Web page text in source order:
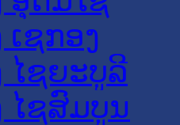
ເຊກອງ
ໄຊຍະບູລີ
ໄຊສົມບູນ